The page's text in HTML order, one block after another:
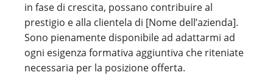
in fase di crescita, possano contribuire al
prestigio e alla clientela di [Nome dell’azienda].
Sono pienamente disponibile ad adattarmi ad
ogni esigenza formativa aggiuntiva che riteniate
necessaria per la posizione offerta.